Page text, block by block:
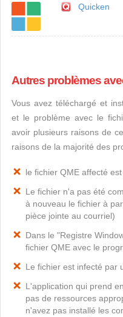
Quicken
Autres problèmes
Vous avez téléchargé et
et le problème avec le
avoir plusieurs raisons de
raisons de la majorité des
le fichier QME affecté
Le fichier n'a pas été
à nouveau le fichier à
pièce jointe au courriel)
Dans le "Registre
fichier QME avec le
Le fichier est infecté par
L'application qui prend
pas de ressources
n'avez pas installé les